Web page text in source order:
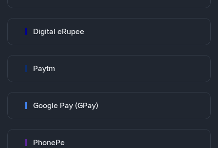
Digital eRupee
Paytm
Google Pay (GPay)
PhonePe